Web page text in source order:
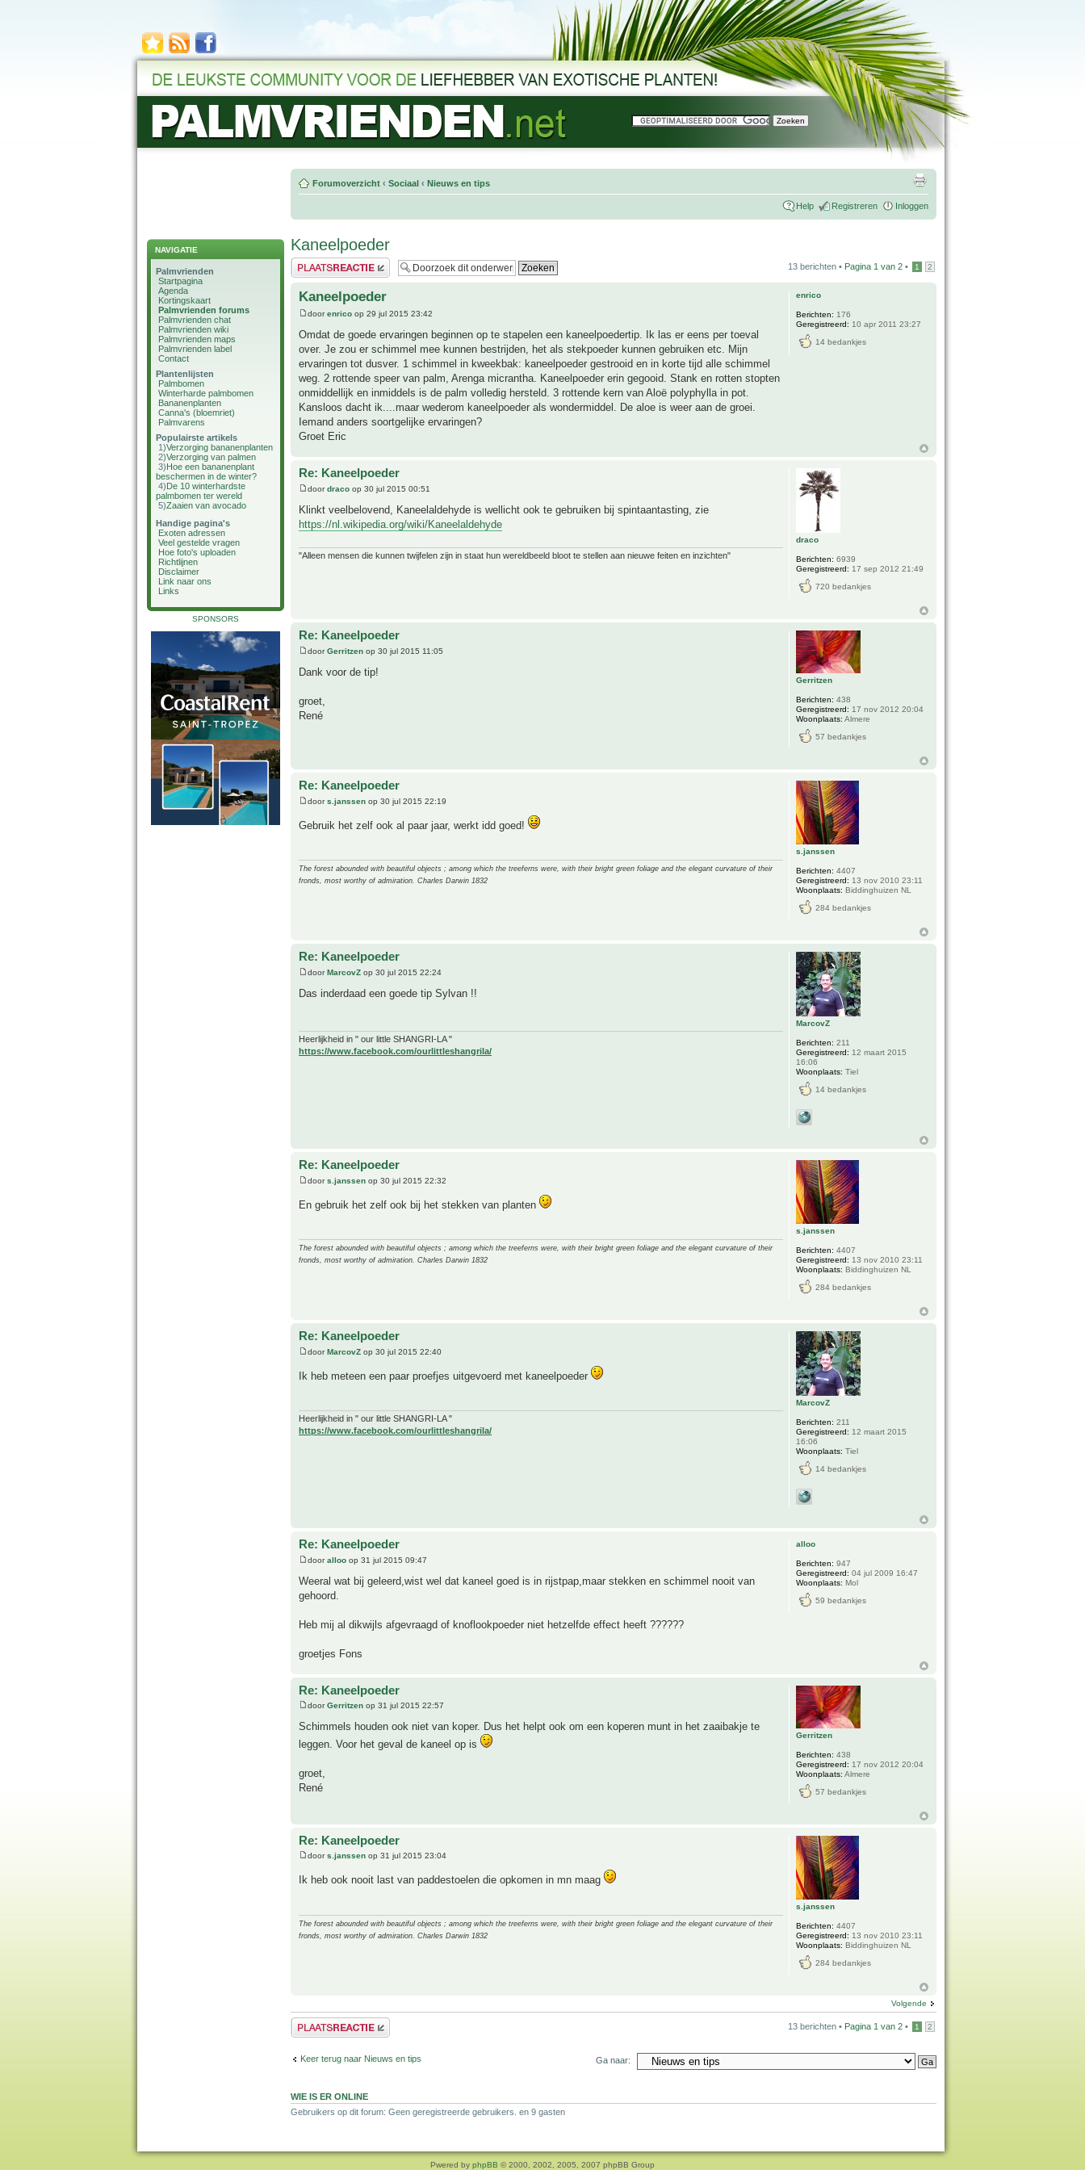
NAVIGATIE
Palmvrienden
Startpagina
Agenda
Kortingskaart
Palmvrienden forums
Palmvrienden chat
Palmvrienden wiki
Palmvrienden maps
Palmvrienden label
Contact
Plantenlijsten
Palmbomen
Winterharde palmbomen
Bananenplanten
Canna's (bloemriet)
Palmvarens
Populairste artikels
1)Verzorging bananenplanten
2)Verzorging van palmen
3)Hoe een bananenplant
beschermen in de winter?
4)De 10 winterhardste
palmbomen ter wereld
5)Zaaien van avocado
Handige pagina's
Exoten adressen
Veel gestelde vragen
Hoe foto's uploaden
Richtlijnen
Disclaimer
Link naar ons
Links
SPONSORS
Forumoverzicht ‹ Sociaal ‹ Nieuws en tips
Help Registreren Inloggen
Kaneelpoeder
Plaats een reactie 13 berichten • Pagina 1 van 2 • 1 2
Kaneelpoeder
doorenrico op 29 jul 2015 23:42
Omdat de goede ervaringen beginnen op te stapelen een kaneelpoedertip. Ik las er eens per toeval
over. Je zou er schimmel mee kunnen bestrijden, het als stekpoeder kunnen gebruiken etc. Mijn
ervaringen tot dusver. 1 schimmel in kweekbak: kaneelpoeder gestrooid en in korte tijd alle schimmel
weg. 2 rottende speer van palm, Arenga micrantha. Kaneelpoeder erin gegooid. Stank en rotten stopten
onmiddellijk en inmiddels is de palm volledig hersteld. 3 rottende kern van Aloë polyphylla in pot.
Kansloos dacht ik....maar wederom kaneelpoeder als wondermiddel. De aloe is weer aan de groei.
Iemand anders soortgelijke ervaringen?
Groet Eric
enrico
Berichten: 176
Geregistreerd: 10 apr 2011 23:27
14 bedankjes
Re: Kaneelpoeder
doordraco op 30 jul 2015 00:51
Klinkt veelbelovend, Kaneelaldehyde is wellicht ook te gebruiken bij spintaantasting, zie
https://nl.wikipedia.org/wiki/Kaneelaldehyde
"Alleen mensen die kunnen twijfelen zijn in staat hun wereldbeeld bloot te stellen aan nieuwe feiten en inzichten"
draco
Berichten: 6939
Geregistreerd: 17 sep 2012 21:49
720 bedankjes
Re: Kaneelpoeder
doorGerritzen op 30 jul 2015 11:05
Dank voor de tip!
groet,
René
Gerritzen
Berichten: 438
Geregistreerd: 17 nov 2012 20:04
Woonplaats: Almere
57 bedankjes
Re: Kaneelpoeder
doors.janssen op 30 jul 2015 22:19
Gebruik het zelf ook al paar jaar, werkt idd goed!
The forest abounded with beautiful objects ; among which the treeferns were, with their bright green foliage and the elegant curvature of their
fronds, most worthy of admiration. Charles Darwin 1832
s.janssen
Berichten: 4407
Geregistreerd: 13 nov 2010 23:11
Woonplaats: Biddinghuizen NL
284 bedankjes
Re: Kaneelpoeder
doorMarcovZ op 30 jul 2015 22:24
Das inderdaad een goede tip Sylvan !!
Heerlijkheid in " our little SHANGRI-LA "
https://www.facebook.com/ourlittleshangrila/
MarcovZ
Berichten: 211
Geregistreerd: 12 maart 2015
16:06
Woonplaats: Tiel
14 bedankjes
Re: Kaneelpoeder
doors.janssen op 30 jul 2015 22:32
En gebruik het zelf ook bij het stekken van planten
The forest abounded with beautiful objects ; among which the treeferns were, with their bright green foliage and the elegant curvature of their
fronds, most worthy of admiration. Charles Darwin 1832
s.janssen
Berichten: 4407
Geregistreerd: 13 nov 2010 23:11
Woonplaats: Biddinghuizen NL
284 bedankjes
Re: Kaneelpoeder
doorMarcovZ op 30 jul 2015 22:40
Ik heb meteen een paar proefjes uitgevoerd met kaneelpoeder
Heerlijkheid in " our little SHANGRI-LA "
https://www.facebook.com/ourlittleshangrila/
MarcovZ
Berichten: 211
Geregistreerd: 12 maart 2015
16:06
Woonplaats: Tiel
14 bedankjes
Re: Kaneelpoeder
dooralloo op 31 jul 2015 09:47
Weeral wat bij geleerd,wist wel dat kaneel goed is in rijstpap,maar stekken en schimmel nooit van
gehoord.
Heb mij al dikwijls afgevraagd of knoflookpoeder niet hetzelfde effect heeft ??????
groetjes Fons
alloo
Berichten: 947
Geregistreerd: 04 jul 2009 16:47
Woonplaats: Mol
59 bedankjes
Re: Kaneelpoeder
doorGerritzen op 31 jul 2015 22:57
Schimmels houden ook niet van koper. Dus het helpt ook om een koperen munt in het zaaibakje te
leggen. Voor het geval de kaneel op is
groet,
René
Gerritzen
Berichten: 438
Geregistreerd: 17 nov 2012 20:04
Woonplaats: Almere
57 bedankjes
Re: Kaneelpoeder
doors.janssen op 31 jul 2015 23:04
Ik heb ook nooit last van paddestoelen die opkomen in mn maag
The forest abounded with beautiful objects ; among which the treeferns were, with their bright green foliage and the elegant curvature of their
fronds, most worthy of admiration. Charles Darwin 1832
s.janssen
Berichten: 4407
Geregistreerd: 13 nov 2010 23:11
Woonplaats: Biddinghuizen NL
284 bedankjes
Volgende
Plaats een reactie 13 berichten • Pagina 1 van 2 • 1 2
Keer terug naar Nieuws en tips Ga naar:
WIE IS ER ONLINE
Gebruikers op dit forum: Geen geregistreerde gebruikers. en 9 gasten
Pwered by phpBB © 2000, 2002, 2005, 2007 phpBB Group